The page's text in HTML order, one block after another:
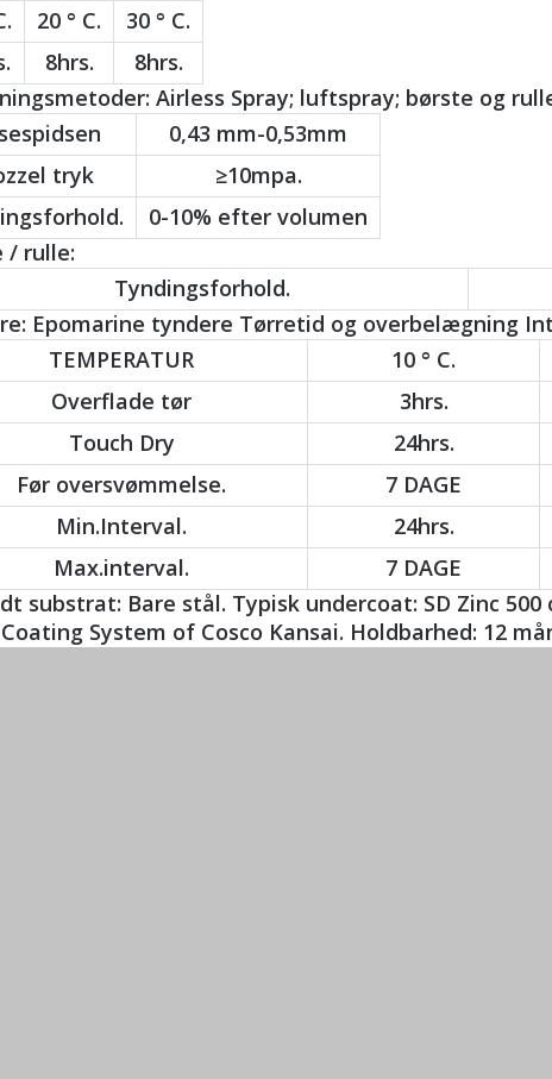
20 ° C.
30 ° C.
8hrs.
8hrs.
Airless Spray; luftspray; børste og
0,43 mm-0,53mm
tryk
≥10mpa.
0-10% efter volumen
/ rulle:
Tyndingsforhold.
Epomarine tyndere Tørretid og overbelægning
TEMPERATUR
10 ° C.
Overflade tør
3hrs.
Touch Dry
24hrs.
Før oversvømmelse.
7 DAGE
Min.Interval.
24hrs.
Max.interval.
7 DAGE
substrat: Bare stål. Typisk undercoat: SD Zinc
System of Cosco Kansai. Holdbarhed: 12